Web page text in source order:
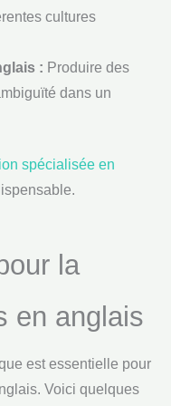
cultures
: Produire des
dans un
spécialisée en
la
en anglais
est essentielle pour
Voici quelques